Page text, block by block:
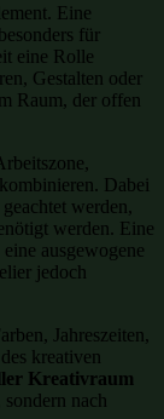
Eine
für
eine Rolle
Gestalten oder
Raum, der offen
Dabei
werden,
werden. Eine
ausgewogene
jedoch
Jahreszeiten,
kreativen
Kreativraum
nach